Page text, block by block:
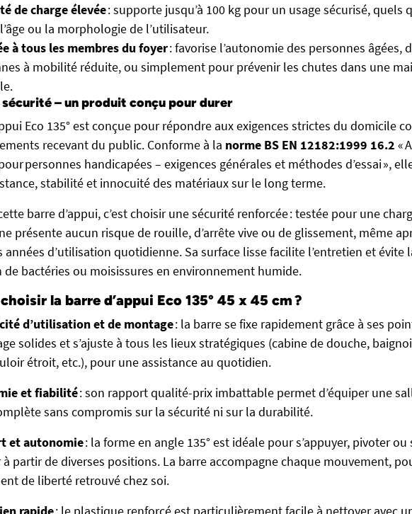
de chargeélevée: supporte jusqu’à 100 kg pour un usage sécurisé, quels
ou la morphologie de l’utilisateur.
à tous les membres du foyer: favorise l’autonomie des personnes âgées,
à mobilité réduite, ou simplement pour prévenir les chutes dans une
– un produit conçu pour durer
Eco 135° est conçue pour répondre aux exigences strictes du domicile
recevant du public. Conforme à la norme BS EN 12182:1999 16.2 «
personnes handicapées – exigences générales et méthodes d’essai »,
stabilité et innocuité des matériaux sur le long terme.
barre d’appui, c’est choisir une sécurité renforcée : testée pour une
présente aucun risque de rouille, d’arrête vive ou de glissement, même
années d’utilisation quotidienne. Sa surface lisse facilite l’entretien et évite
bactéries ou moisissures en environnement humide.
la barre d’appui Eco 135° 45 x 45 cm ?
d’utilisation et de montage: la barre se fixe rapidement grâce à ses
solides et s’ajuste à tous les lieux stratégiques (cabine de douche,
étroit, etc.), pour une assistance au quotidien.
etfiabilité: son rapport qualité-prix imbattable permet d’équiper une
sans compromis sur la sécurité ni sur la durabilité.
etautonomie: la forme en angle 135° est idéale pour s’appuyer, pivoter ou
à partir de diverses positions. La barre accompagne chaque mouvement,
de liberté retrouvé chez soi.